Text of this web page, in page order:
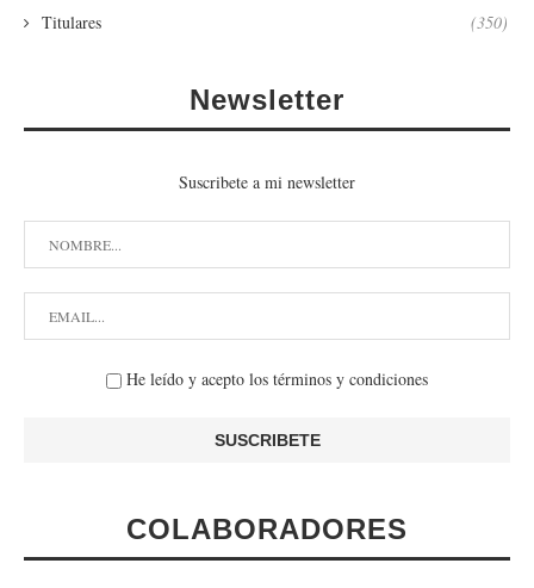
Titulares (350)
Newsletter
Suscribete a mi newsletter
He leído y acepto los términos y condiciones
COLABORADORES